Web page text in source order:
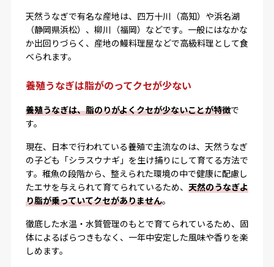
天然うなぎで有名な産地は、四万十川（高知）や浜名湖
（静岡県浜松）、柳川（福岡）などです。一般にはなかな
か出回りづらく、産地の鰻料理屋などで高級料理として食
べられます。
養殖うなぎは脂がのってクセが少ない
養殖うなぎは、脂のりがよくクセが少ないことが特徴で
す。
現在、日本で行われている養殖で主流なのは、天然うなぎ
の子ども「シラスウナギ」を生け捕りにして育てる方法で
す。稚魚の段階から、整えられた環境の中で健康に配慮し
たエサを与えられて育てられているため、 天然のうなぎよ
り脂が乗っていてクセがありません。
徹底した水温・水質管理のもとで育てられているため、固
体によるばらつきもなく、一年中安定した風味や香りを楽
しめます。